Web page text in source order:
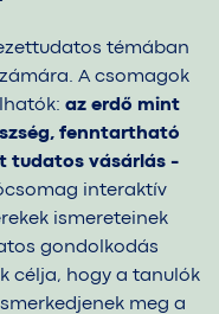
témában
A csomagok
az erdő mint
fenntartható
tudatos vásárlás -
interaktív
ismereteinek
gondolkodás
célja, hogy a tanulók
meg a